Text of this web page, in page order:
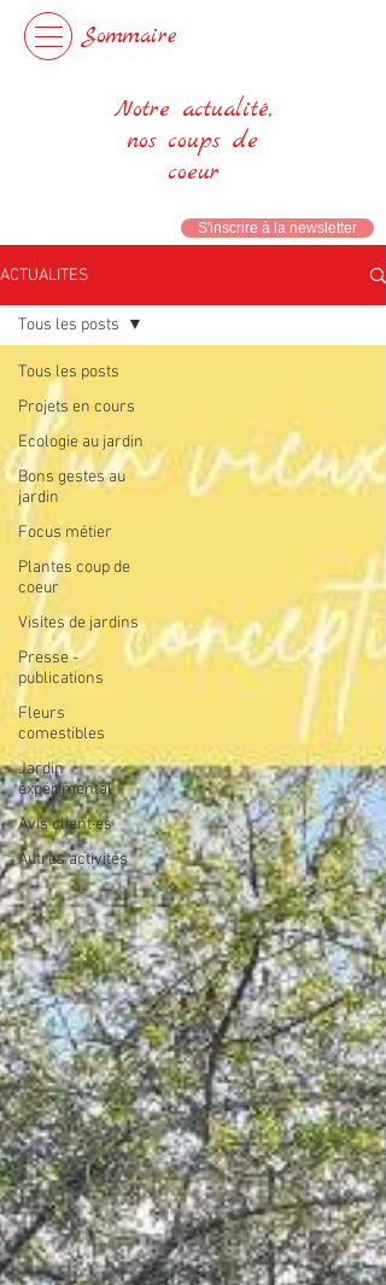
Sommaire
Notre actualité,
nos coups de
coeur
S'inscrire à la newsletter
ACTUALITES
Tous les posts
Projets en cours
Ecologie au jardin
Bons gestes au
jardin
Focus métier
Plantes coup de
coeur
Visites de jardins
Presse -
publications
Fleurs
comestibles
Jardin
expérimental
Avis client·es
Autres activités
Tous les posts